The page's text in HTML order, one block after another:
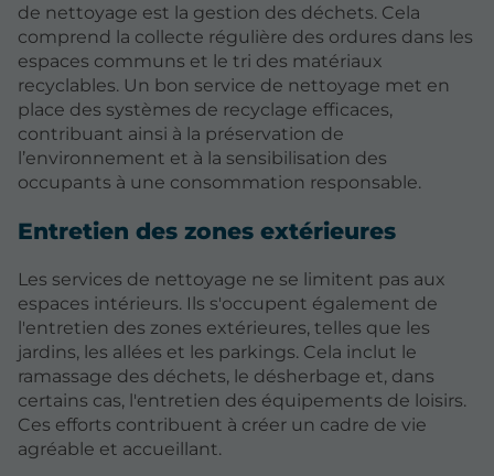
de nettoyage est la gestion des déchets. Cela
comprend la collecte régulière des ordures dans les
espaces communs et le tri des matériaux
recyclables. Un bon service de nettoyage met en
place des systèmes de recyclage efficaces,
contribuant ainsi à la préservation de
l’environnement et à la sensibilisation des
occupants à une consommation responsable.
Entretien des zones extérieures
Les services de nettoyage ne se limitent pas aux
espaces intérieurs. Ils s'occupent également de
l'entretien des zones extérieures, telles que les
jardins, les allées et les parkings. Cela inclut le
ramassage des déchets, le désherbage et, dans
certains cas, l'entretien des équipements de loisirs.
Ces efforts contribuent à créer un cadre de vie
agréable et accueillant.